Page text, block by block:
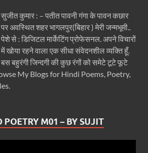
सुजीत कुमार : – पतीत पावनी गंगा के पावन कछार
पर अवस्थित शहर भागलपुर(बिहार ) मेरी जन्मभूमी..
पेशे से : डिजिटल मार्केटिंग प्रोफेसनल. अपने विचारों
में खोया रहने वाला एक सीधा संवेदनशील व्यक्ति हूँ.
बस बहुरंगी जिन्दगी की कुछ रंगों को समेटे टूटे फूटे
My Blogs for Hindi Poems, Poetry,
POETRY M01 – BY SUJIT